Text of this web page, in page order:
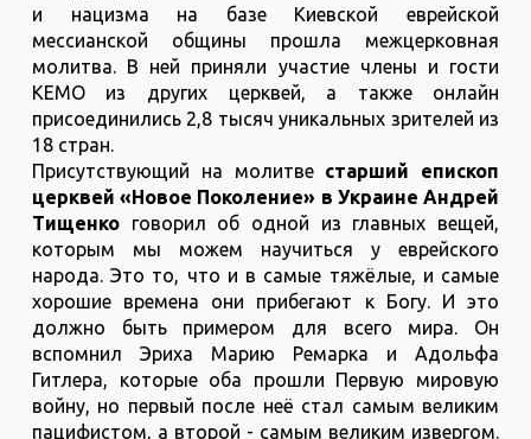
и нацизма на базе Киевской еврейской
мессианской общины прошла межцерковная
молитва. В ней приняли участие члены и гости
КЕМО из других церквей, а также онлайн
присоединились 2,8 тысяч уникальных зрителей из
18 стран.
Присутствующий на молитве старший епископ
церквей «Новое Поколение» в Украине Андрей
Тищенкоговорил об одной из главных вещей,
которым мы можем научиться у еврейского
народа. Это то, что и в самые тяжёлые, и самые
хорошие времена они прибегают к Богу. И это
должно быть примером для всего мира. Он
вспомнил Эриха Марию Ремарка и Адольфа
Гитлера, которые оба прошли Первую мировую
войну, но первый после неё стал самым великим
пацифистом, а второй - самым великим извергом.